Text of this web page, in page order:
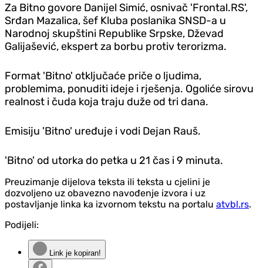
Za Bitno govore Danijel Simić, osnivač 'Frontal.RS',
Srđan Mazalica, šef Kluba poslanika SNSD-a u
Narodnoj skupštini Republike Srpske, Dževad
Galijašević, ekspert za borbu protiv terorizma.
Format 'Bitno' otključaće priče o ljudima,
problemima, ponuditi ideje i rješenja. Ogoliće sirovu
realnost i čuda koja traju duže od tri dana.
Emisiju 'Bitno' uređuje i vodi Dejan Rauš.
'Bitno' od utorka do petka u 21 čas i 9 minuta.
Preuzimanje dijelova teksta ili teksta u cjelini je
dozvoljeno uz obavezno navođenje izvora i uz
postavljanje linka ka izvornom tekstu na portalu atvbl.rs.
Podijeli:
Link je kopiran!